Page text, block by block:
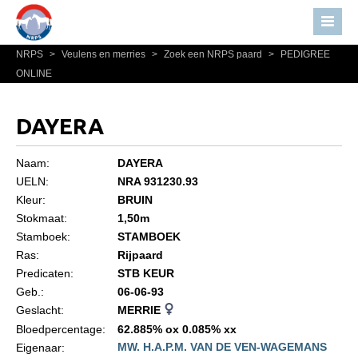
Home
Nieuws
Bestuur NRPS
Informatie
Lid worden
Statuten en reglementen
Algemeen
Paardenpaspoort aanvragen
NRPS > Veulens en merries > Zoek een NRPS paard >
PEDIGREE
ONLINE
DAYERA
Naam:
DAYERA
UELN:
NRA 931230.93
Kleur:
BRUIN
Stokmaat:
1,50m
Stamboek:
STAMBOEK
Ras:
Rijpaard
Predicaten:
STB KEUR
Geb.:
06-06-93
Geslacht:
MERRIE
Bloedpercentage:
62.885% ox 0.085% xx
Eigenaar:
MW. H.A.P.M. VAN DE VEN-WAGEMANS